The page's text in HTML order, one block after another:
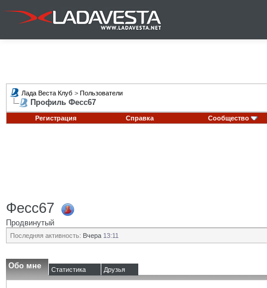
Лада Веста Клуб > Пользователи
Профиль Фесс67
Регистрация Справка Сообщество
Фесс67
Продвинутый
Последняя активность: Вчера 13:11
Обо мне Статистика Друзья